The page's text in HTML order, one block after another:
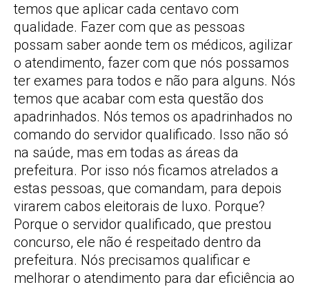
temos que aplicar cada centavo com
qualidade. Fazer com que as pessoas
possam saber aonde tem os médicos, agilizar
o atendimento, fazer com que nós possamos
ter exames para todos e não para alguns. Nós
temos que acabar com esta questão dos
apadrinhados. Nós temos os apadrinhados no
comando do servidor qualificado. Isso não só
na saúde, mas em todas as áreas da
prefeitura. Por isso nós ficamos atrelados a
estas pessoas, que comandam, para depois
virarem cabos eleitorais de luxo. Porque?
Porque o servidor qualificado, que prestou
concurso, ele não é respeitado dentro da
prefeitura. Nós precisamos qualificar e
melhorar o atendimento para dar eficiência ao